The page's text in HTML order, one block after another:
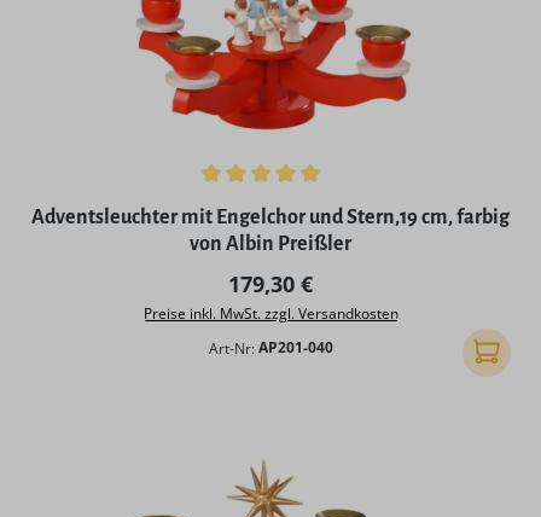
Durchschnittliche Bewertung von 5 von 5 Sternen
Adventsleuchter mit Engelchor und Stern,19 cm, farbig
von Albin Preißler
Regulärer Preis:
179,30 €
Preise inkl. MwSt. zzgl. Versandkosten
Art-Nr: AP201-040 In den